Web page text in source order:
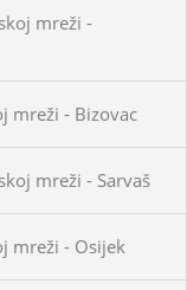
mreži -
mreži - Bizovac
mreži - Sarvaš
mreži - Osijek